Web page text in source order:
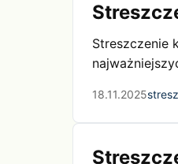
Streszczenie
18.11.2025